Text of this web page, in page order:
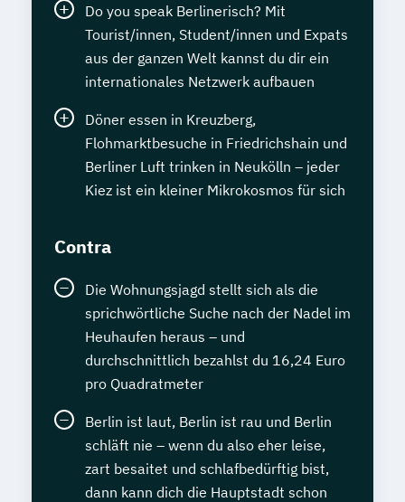
Do you speak Berlinerisch? Mit
Tourist/innen, Student/innen und Expats
aus der ganzen Welt kannst du dir ein
internationales Netzwerk aufbauen
Döner essen in Kreuzberg,
Flohmarktbesuche in Friedrichshain und
Berliner Luft trinken in Neukölln – jeder
Kiez ist ein kleiner Mikrokosmos für sich
Contra
Die Wohnungsjagd stellt sich als die
sprichwörtliche Suche nach der Nadel im
Heuhaufen heraus – und
durchschnittlich bezahlst du 16,24 Euro
pro Quadratmeter
Berlin ist laut, Berlin ist rau und Berlin
schläft nie – wenn du also eher leise,
zart besaitet und schlafbedürftig bist,
dann kann dich die Hauptstadt schon